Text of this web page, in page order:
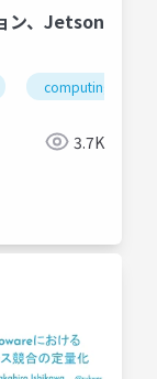
ン、Jetson
computing
3.7K